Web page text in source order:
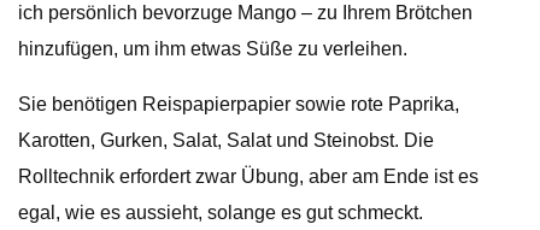
ich persönlich bevorzuge Mango – zu Ihrem Brötchen
hinzufügen, um ihm etwas Süße zu verleihen.
Sie benötigen Reispapierpapier sowie rote Paprika,
Karotten, Gurken, Salat, Salat und Steinobst. Die
Rolltechnik erfordert zwar Übung, aber am Ende ist es
egal, wie es aussieht, solange es gut schmeckt.